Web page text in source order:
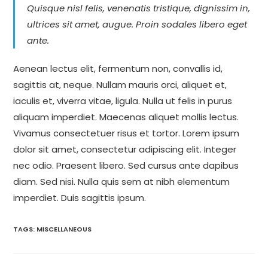
Quisque nisl felis, venenatis tristique, dignissim in,
ultrices sit amet, augue. Proin sodales libero eget
ante.
Aenean lectus elit, fermentum non, convallis id,
sagittis at, neque. Nullam mauris orci, aliquet et,
iaculis et, viverra vitae, ligula. Nulla ut felis in purus
aliquam imperdiet. Maecenas aliquet mollis lectus.
Vivamus consectetuer risus et tortor. Lorem ipsum
dolor sit amet, consectetur adipiscing elit. Integer
nec odio. Praesent libero. Sed cursus ante dapibus
diam. Sed nisi. Nulla quis sem at nibh elementum
imperdiet. Duis sagittis ipsum.
TAGS: MISCELLANEOUS